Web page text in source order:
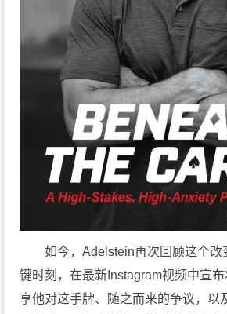
如今，Adelstein再次回顾这个改
键时刻，在最新Instagram视频中宣
享他对这手牌、随之而来的争议，以